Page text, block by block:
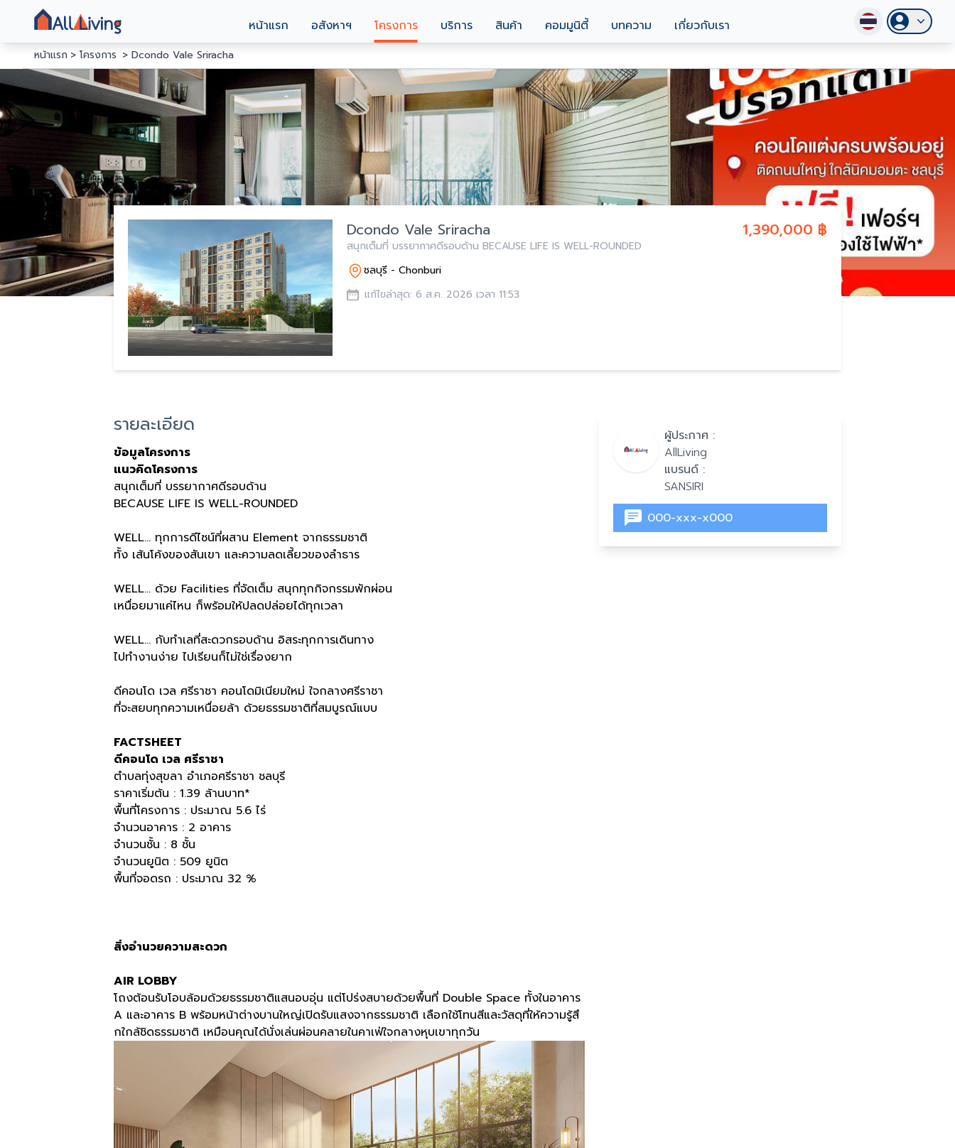
หน้าแรก อสังหาฯ โครงการ บริการ สินค้า คอมมูนิตี้ บทความ เกี่ยวกับเรา
หน้าแรก โครงการ Dcondo Vale Sriracha
1,390,000 ฿
Dcondo Vale Sriracha
สนุกเต็มที่ บรรยากาศดีรอบด้าน BECAUSE LIFE IS WELL-ROUNDED
ชลบุรี - Chonburi
แก้ไขล่าสุด: 6 ส.ค. 2026 เวลา 11:53
รายละเอียด
ข้อมูลโครงการ
แนวคิดโครงการ
สนุกเต็มที่ บรรยากาศดีรอบด้าน
BECAUSE LIFE IS WELL-ROUNDED
WELL… ทุกการดีไซน์ที่ผสาน Element จากธรรมชาติ
ทั้ง เส้นโค้งของสันเขา และความลดเลี้ยวของลำธาร
WELL… ด้วย Facilities ที่จัดเต็ม สนุกทุกกิจกรรมพักผ่อน
เหนื่อยมาแค่ไหน ก็พร้อมให้ปลดปล่อยได้ทุกเวลา
WELL… กับทำเลที่สะดวกรอบด้าน อิสระทุกการเดินทาง
ไปทำงานง่าย ไปเรียนก็ไม่ใช่เรื่องยาก
ดีคอนโด เวล ศรีราชา คอนโดมิเนียมใหม่ ใจกลางศรีราชา
ที่จะสยบทุกความเหนื่อยล้า ด้วยธรรมชาติที่สมบูรณ์แบบ
FACTSHEET
ดีคอนโด เวล ศรีราชา
ตำบลทุ่งสุขลา อำเภอศรีราชา ชลบุรี
ราคาเริ่มต้น : 1.39 ล้านบาท*
พื้นที่โครงการ : ประมาณ 5.6 ไร่
จำนวนอาคาร : 2 อาคาร
จำนวนชั้น : 8 ชั้น
จำนวนยูนิต : 509 ยูนิต
พื้นที่จอดรถ : ประมาณ 32 %
สิ่งอำนวยความสะดวก
AIR LOBBY
โถงต้อนรับโอบล้อมด้วยธรรมชาติแสนอบอุ่น แต่โปร่งสบายด้วยพื้นที่ Double Space ทั้งในอาคาร
A และอาคาร B พร้อมหน้าต่างบานใหญ่เปิดรับแสงจากธรรมชาติ เลือกใช้โทนสีและวัสดุที่ให้ความรู้สึ
กใกล้ชิดธรรมชาติ เหมือนคุณได้นั่งเล่นผ่อนคลายในคาเฟ่ใจกลางหุบเขาทุกวัน
ผู้ประกาศ :
AllLiving
แบรนด์ :
SANSIRI
000-xxx-x000